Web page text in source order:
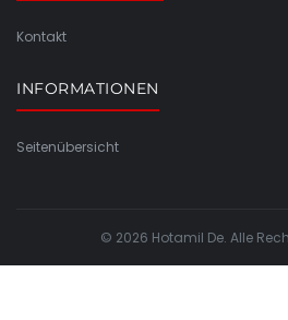
Kontakt
INFORMATIONEN
Seitenübersicht
© 2026 Hotamil De. Alle